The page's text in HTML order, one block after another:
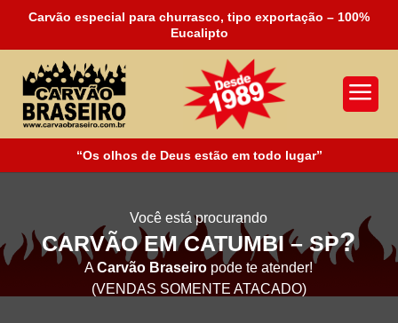
Carvão especial para churrasco, tipo exportação – 100%
Eucalipto
a
“Os olhos de Deus estão em todo lugar”
Você está procurando
CARVÃO EM CATUMBI – SP?
ACarvão Braseiro pode te atender!
(VENDAS SOMENTE ATACADO)